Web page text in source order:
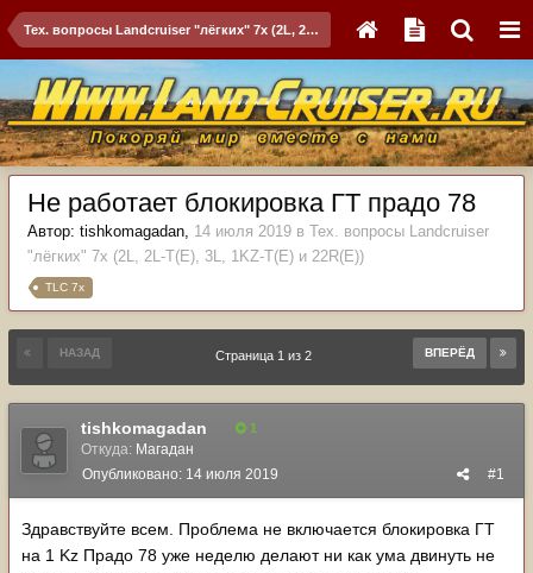
Тех. вопросы Landcruiser "лёгких" 7x (2L, 2L-T(Е), 3L, 1KZ-T(E) и 22R(Е))
Не работает блокировка ГТ прадо 78
Автор: tishkomagadan, 14 июля 2019 в Тех. вопросы Landcruiser
"лёгких" 7x (2L, 2L-T(Е), 3L, 1KZ-T(E) и 22R(Е))
TLC 7x
НАЗАД ВПЕРЁД
Страница 1 из 2
tishkomagadan 1
Откуда: Магадан
#1
Опубликовано: 14 июля 2019
Здравствуйте всем. Проблема не включается блокировка ГТ
на 1 Kz Прадо 78 уже неделю делают ни как ума двинуть не